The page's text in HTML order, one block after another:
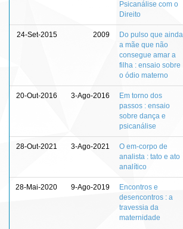
Psicanálise com o
Direito
24-Set-2015 2009
Do pulso que ainda
a mãe que não
consegue amar a
filha : ensaio sobre
o ódio materno
20-Out-2016 3-Ago-2016
Em torno dos
passos : ensaio
sobre dança e
psicanálise
28-Out-2021 3-Ago-2021
O em-corpo de
analista : tato e ato
analítico
28-Mai-2020 9-Ago-2019
Encontros e
desencontros : a
travessia da
maternidade